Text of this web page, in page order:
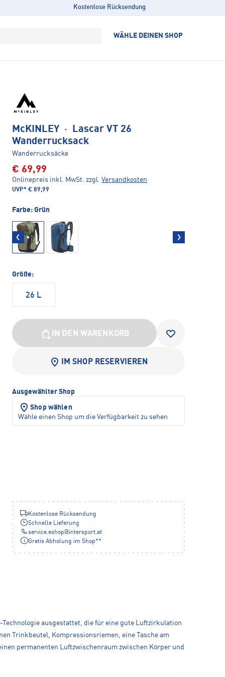
Kostenlose Rücksendung
WÄHLE DEINEN SHOP
McKINLEY · Lascar VT 26
Wanderrucksack
Wanderrucksäcke
€ 69,99
Onlinepreis inkl. MwSt. zzgl. Versandkosten
UVP* € 89,99
Farbe: Grün
Größe:
26 L
IN DEN WARENKORB
IM SHOP RESERVIEREN
Ausgewählter Shop
Shop wählen
Wähle einen Shop um die Verfügbarkeit zu sehen
Kostenlose Rücksendung
Schnelle Lieferung
service.eshop@ intersport.at
Gratis Abholung im Shop**
Technologie ausgestattet, die für eine gute Luftzirkulation
Trinkbeutel, Kompressionsriemen, eine Tasche am
permanenten Luftzwischenraum zwischen Körper und